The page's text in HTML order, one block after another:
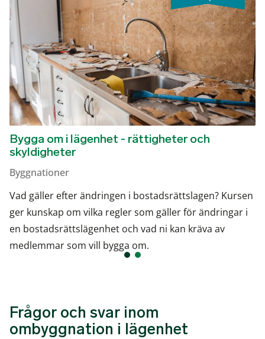
Bygga om i lägenhet - rättigheter och
skyldigheter
Byggnationer
Vad gäller efter ändringen i bostadsrättslagen? Kursen
ger kunskap om vilka regler som gäller för ändringar i
en bostadsrättslägenhet och vad ni kan kräva av
medlemmar som vill bygga om.
Frågor och svar inom
ombyggnation i lägenhet